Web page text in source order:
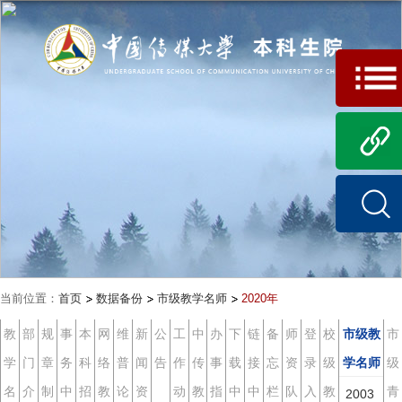
当前位置： 首页 数据备份 市级教学名师 2020年
教
学
名
部
门
介
规
章
制
事
务
中
本
科
招
网
络
教
维
普
论
新
闻
资
公
告
工
作
动
中
传
教
办
事
指
下
载
中
链
接
中
备
忘
栏
师
资
队
登
录
入
校
级
教
市级教
学名师
2003
市
级
青